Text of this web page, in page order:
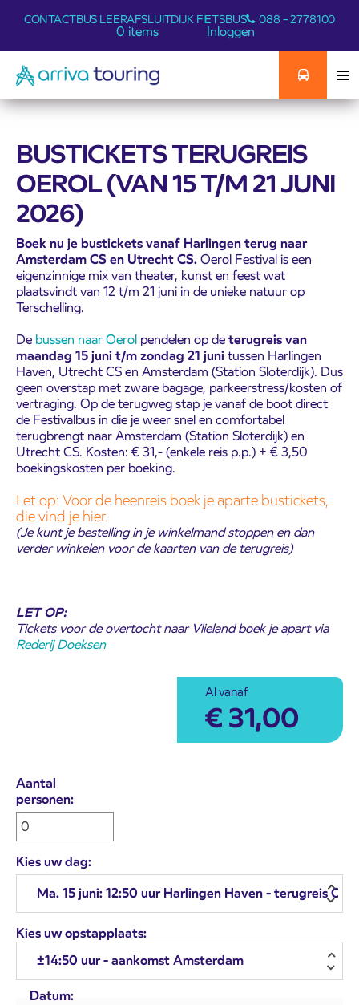
CONTACTBUS LEERAFSLUITDIJK FIETSBUS 088 – 2778100
0 items Inloggen
BUSTICKETS TERUGREIS
OEROL (VAN 15 T/M 21 JUNI
2026)
Boek nu je bustickets vanaf Harlingen terug naar
Amsterdam CS en Utrecht CS.Oerol Festival is een
eigenzinnige mix van theater, kunst en feest wat
plaatsvindt van 12 t/m 21 juni in de unieke natuur op
Terschelling.
De bussen naar Oerol pendelen op deterugreis van
maandag 15 juni t/m zondag 21 junitussen Harlingen
Haven, Utrecht CS en Amsterdam (Station Sloterdijk). Dus
geen overstap met zware bagage, parkeerstress/kosten of
vertraging. Op de terugweg stap je vanaf de boot direct
de Festivalbus in die je weer snel en comfortabel
terugbrengt naar Amsterdam (Station Sloterdijk) en
Utrecht CS. Kosten: € 31,- (enkele reis p.p.) + € 3,50
boekingskosten per boeking.
Let op: Voor de heenreis boek je aparte bustickets,
die vind je hier.
(Je kunt je bestelling in je winkelmand stoppen en dan
verder winkelen voor de kaarten van de terugreis)
LET OP:
Tickets voor de overtocht naar Vlieland boek je apart via
Rederij Doeksen
Al vanaf
€ 31,00
Aantal
personen:
Kies uw dag:
Kies uw opstapplaats:
Datum: